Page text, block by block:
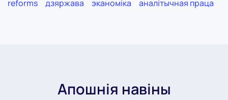
reforms дзяржава эканоміка аналітычная праца
Апошнія навіны